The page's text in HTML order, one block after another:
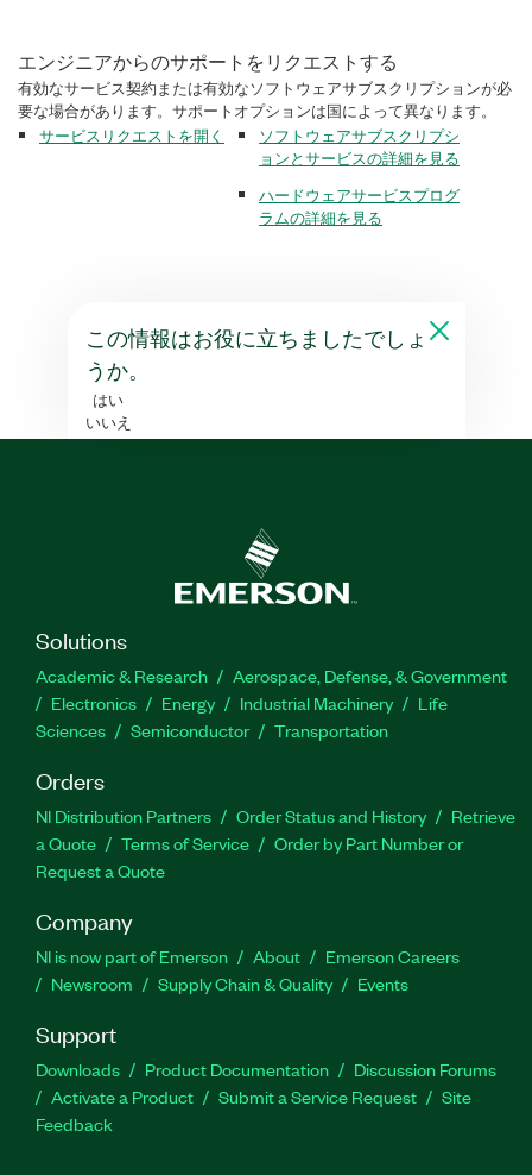
エンジニアからのサポートをリクエストする
有効なサービス契約または有効なソフトウェアサブスクリプションが必
要な場合があります。サポートオプションは国によって異なります。
サービスリクエストを開く
ソフトウェアサブスクリプシ
ョンとサービスの詳細を見る
ハードウェアサービスプログ
ラムの詳細を見る
この情報はお役に立ちましたでしょ
うか。
はい
いいえ
Solutions
Academic & Research
Aerospace, Defense, & Government
Electronics
Energy Industrial Machinery
Life
Sciences
Semiconductor Transportation
Orders
NI Distribution Partners Order Status and History
Retrieve
a Quote
Terms of Service
Order by Part Number or
Request a Quote
Company
NI is now part of Emerson About
Emerson Careers
Newsroom
Supply Chain & Quality Events
Support
Downloads Product Documentation
Discussion Forums
Activate a Product
Submit a Service Request
Site
Feedback